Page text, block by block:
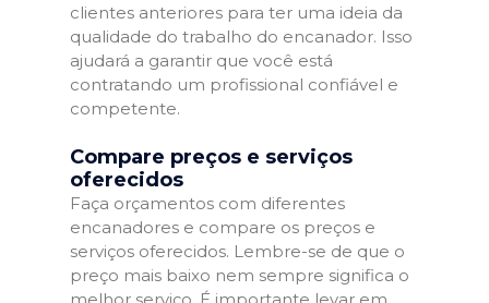
clientes anteriores para ter uma ideia da
qualidade do trabalho do encanador. Isso
ajudará a garantir que você está
contratando um profissional confiável e
competente.
Compare preços e serviços
oferecidos
Faça orçamentos com diferentes
encanadores e compare os preços e
serviços oferecidos. Lembre-se de que o
preço mais baixo nem sempre significa o
melhor serviço. É importante levar em